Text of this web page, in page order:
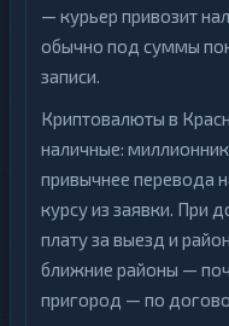
— курьер привозит
обычно под суммы
записи.
Криптовалюты в
наличные:
привычнее перевода
курсу из заявки. При
плату за выезд и
ближние районы —
пригород — по